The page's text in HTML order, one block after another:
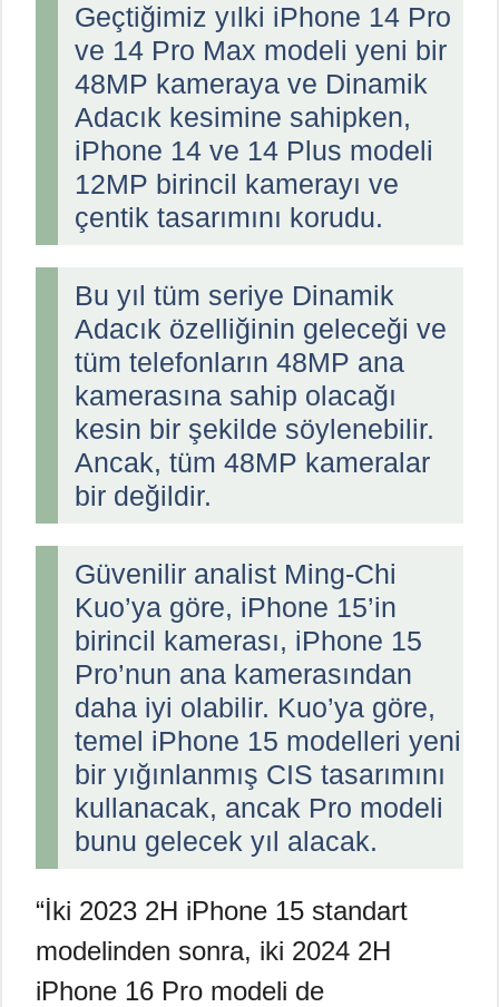
Geçtiğimiz yılki iPhone 14 Pro
ve 14 Pro Max modeli yeni bir
48MP kameraya ve Dinamik
Adacık kesimine sahipken,
iPhone 14 ve 14 Plus modeli
12MP birincil kamerayı ve
çentik tasarımını korudu.
Bu yıl tüm seriye Dinamik
Adacık özelliğinin geleceği ve
tüm telefonların 48MP ana
kamerasına sahip olacağı
kesin bir şekilde söylenebilir.
Ancak, tüm 48MP kameralar
bir değildir.
Güvenilir analist Ming-Chi
Kuo’ya göre, iPhone 15’in
birincil kamerası, iPhone 15
Pro’nun ana kamerasından
daha iyi olabilir. Kuo’ya göre,
temel iPhone 15 modelleri yeni
bir yığınlanmış CIS tasarımını
kullanacak, ancak Pro modeli
bunu gelecek yıl alacak.
“İki 2023 2H iPhone 15 standart
modelinden sonra, iki 2024 2H
iPhone 16 Pro modeli de